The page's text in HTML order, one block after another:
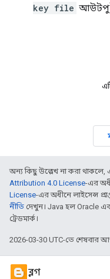
key file
অন্য কিছু উল্লেখ না করা থাকলে,
Attribution 4.0 License-এর
License-এর অধীনে লাইসেন্স
নীতি দেখুন। Java হল Oracle
ট্রেডমার্ক।
2026-03-30 UTC-তে শেষবার
ব্লগ